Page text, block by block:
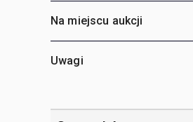
Na miejscu aukcji
Uwagi